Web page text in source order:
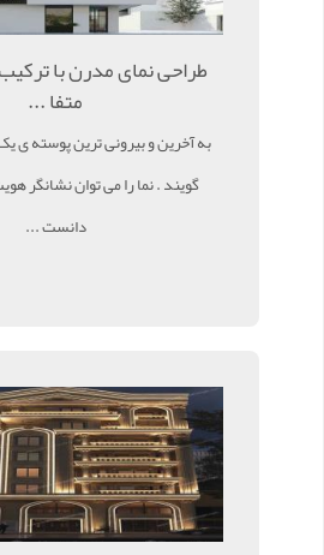
طراحی نمای مدرن با
متفا ...
به آخرین و بیرونی ترین پوسته ی
گویند . نما را می توان نشانگر
دانست ...